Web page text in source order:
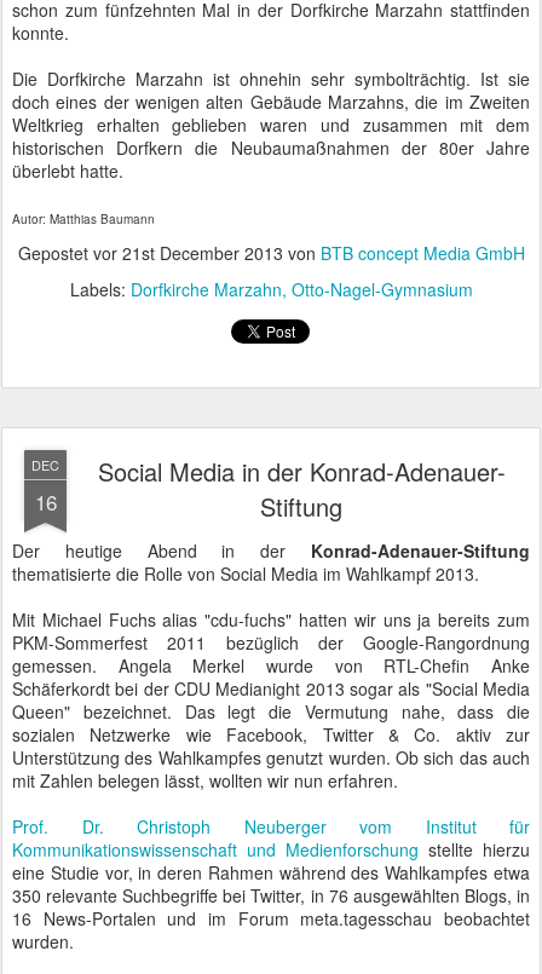
schon zum fünfzehnten Mal in der Dorfkirche Marzahn stattfinden
konnte.
Die Dorfkirche Marzahn ist ohnehin sehr symbolträchtig. Ist sie
doch eines der wenigen alten Gebäude Marzahns, die im Zweiten
Weltkrieg erhalten geblieben waren und zusammen mit dem
historischen Dorfkern die Neubaumaßnahmen der 80er Jahre
überlebt hatte.
Autor: Matthias Baumann
Gepostet vor 21st December 2013 von BTB concept Media GmbH
Labels: Dorfkirche Marzahn Otto-Nagel-Gymnasium
DEC
16
Social Media in der Konrad-Adenauer-
Stiftung
Der heutige Abend in der Konrad-Adenauer-Stiftung
thematisierte die Rolle von Social Media im Wahlkampf 2013.
Mit Michael Fuchs alias "cdu-fuchs" hatten wir uns ja bereits zum
PKM-Sommerfest 2011 bezüglich der Google-Rangordnung
gemessen. Angela Merkel wurde von RTL-Chefin Anke
Schäferkordt bei der CDU Medianight 2013 sogar als "Social Media
Queen" bezeichnet. Das legt die Vermutung nahe, dass die
sozialen Netzwerke wie Facebook, Twitter & Co. aktiv zur
Unterstützung des Wahlkampfes genutzt wurden. Ob sich das auch
mit Zahlen belegen lässt, wollten wir nun erfahren.
Prof. Dr. Christoph Neuberger vom Institut für
Kommunikationswissenschaft und Medienforschung stellte hierzu
eine Studie vor, in deren Rahmen während des Wahlkampfes etwa
350 relevante Suchbegriffe bei Twitter, in 76 ausgewählten Blogs, in
16 News-Portalen und im Forum meta.tagesschau beobachtet
wurden.